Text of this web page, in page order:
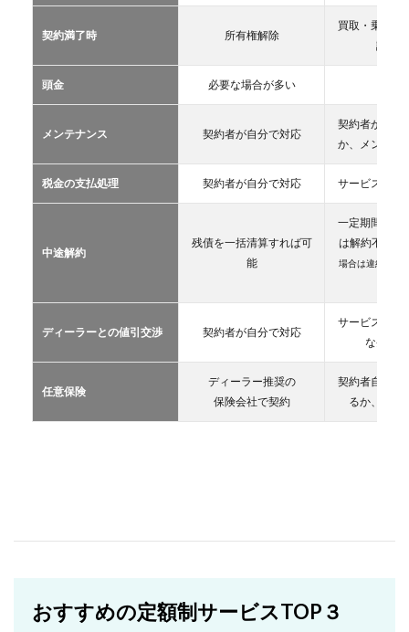
2.1
ブス
クリ
2.2
カー
リー
カー
ング
2.4
ー
契約満了時 所有権解除
買取・乗換・
譲渡
頭金 必要な場合が多い
メンテナンス 契約者が自分で対応
契約者が自分
か、メンテン
税金の支払処理 契約者が自分で対応 サービス提供
中途解約
残債を一括清算すれば可
能
一定期間が経
は解約不可
場合は違約金や
ディーラーとの値引交渉 契約者が自分で対応
サービス提供
な条件
任意保険
ディーラー推奨の
保険会社で契約
契約者自が自
るか、契約
おすすめの定額制サービスTOP３